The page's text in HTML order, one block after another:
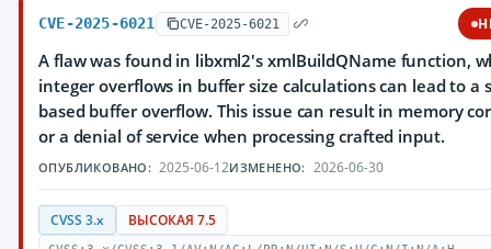
CVE-2025-6021 CVE-2025-6021
A flaw was found in libxml2's xmlBuildQName function,
integer overflows in buffer size calculations can lead to a
based buffer overflow. This issue can result in memory
or a denial of service when processing crafted input.
ОПУБЛИКОВАНО: 2025-06-12ИЗМЕНЕНО: 2026-06-30
CVSS 3.x ВЫСОКАЯ 7.5